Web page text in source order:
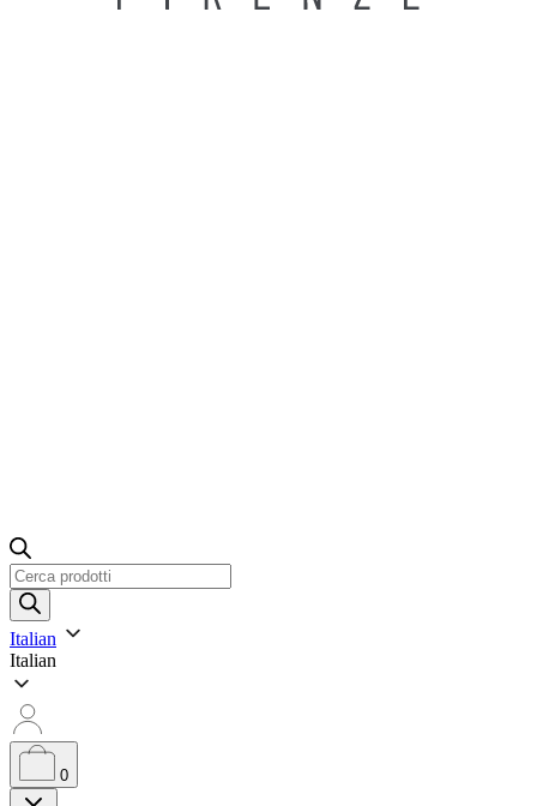
Ricerca
prodotti
Italian
Italian
0